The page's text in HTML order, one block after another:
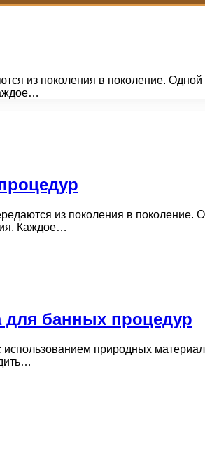
из поколения в поколение. Одной
из поколения в поколение.
Каждое…
для банных процедур
природных